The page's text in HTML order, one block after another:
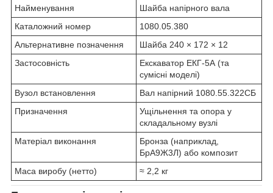
Найменування
Шайба напірного вала
Каталожний номер
1080.05.380
Альтернативне позначення
Шайба 240 × 172 × 12
Застосовність
Екскаватор ЕКГ-5А (та
сумісні моделі)
Вузол встановлення
Вал напірний 1080.55.322СБ
Призначення
Ущільнення та опора у
складальному вузлі
Матеріал виконання
Бронза (наприклад,
БрА9Ж3Л) або композит
Маса виробу (нетто)
≈ 2,2 кг